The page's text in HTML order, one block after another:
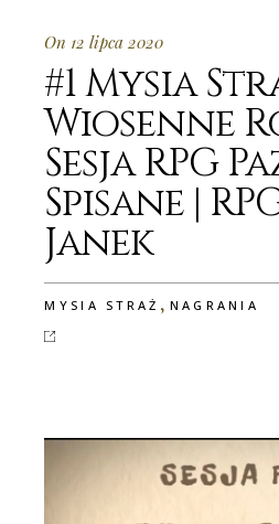
On 12 lipca 2020
#1 Mysia
Wiosenne
Sesja RPG
Spisane |
Janek
MYSIA STRAŻ , NAGRANIA